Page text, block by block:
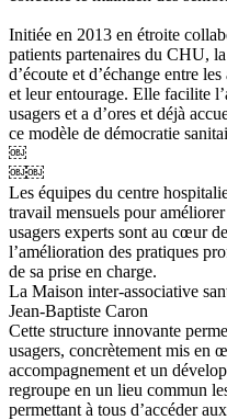
Initiée en 2013 en étroite
patients partenaires du CHU,
d’écoute et d’échange entre
et leur entourage. Elle facilite
usagers et a d’ores et déjà
ce modèle de démocratie
￼
￼￼
Les équipes du centre
travail mensuels pour
usagers experts sont au cœur
l’amélioration des pratiques
de sa prise en charge.
La Maison inter-associative
Jean-Baptiste Caron
Cette structure innovante
usagers, concrètement mis en
accompagnement et un
regroupe en un lieu commun
permettant à tous d’accéder